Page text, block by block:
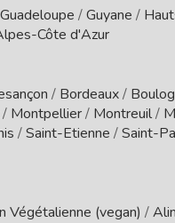
Guadeloupe /Guyane /
Côte d'Azur
/ Bordeaux/
/ Montpellier/ Montreuil/
/Saint-Etienne /Saint-
Végétalienne (vegan) /